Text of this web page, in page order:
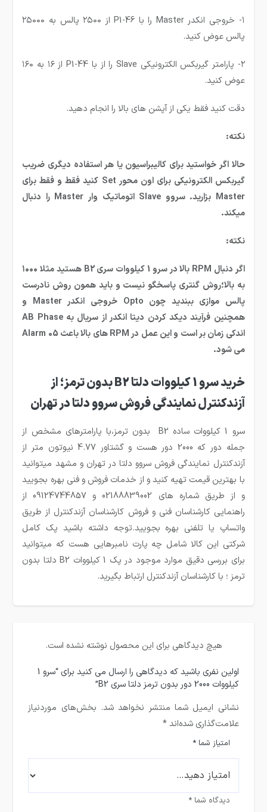
۱- خروجی انکدر Master را با P1-46 از ۲۵۰۰ پالس به ۲۵۰۰۰
پالس عوض کنید.
۲- پارامتر گیربکس الکترونیکی Slave را از با P1-44 از ۱۶ به ۱۶۰
عوض کنید.
دقت کنید فقط یکی از آپشن های بالا را انجام دهید.
نکته:
حالا اگر خواستید برای کالیبراسیون یا هر استفاده دیگری ضریب
گیربکس الکترونیکی برای اون محور Set کنید فقط و فقط برای
Master بزارید. سروو Slave اتوماتیک وار Master را دنبال
میکند.
نکته:
اگر دنبال RPM بالا در سرو 1 کیلووات سری B2 هستید مثلا ۱۰۰۰
به بالا؛روش گنتری پاسخگو نیست و باید همون روش نادرست
پالس موازی ببندید چون Opto خروجی انکدر Master و
همچنین فرآیند دیکد کردن دیتا انکدر از سریال به AB Phase
اندکی زمان بر است و این عمل در RPM های بالا باعث Alarm 05
می شود.
خرید سرو 1 کیلووات دلتا B2 بدون ترمز؛ از
آزندکنترل نمایندگی فروش سروو دلتا در تهران
سرو 1 کیلووات ساده B2 بدون ترمز،با پارامترهای مشخص از
جمله دور که 2000 دور هست و گشتاور 4.77 نیوتون متر از
آزندکنترل نمایندگی فروش سروو دلتا در تهران و مشهد میتوانید
با بهترین قیمت تهیه کنید و از خدمات فروش و فنی بهره بجویید
و از طریق شماره های 02188839002 و 09124744857 از
راهنمایی کارشناسان فنی و فروش کارشناسان آزندکنترل از طریق
واتساپ یا تلفنی بهره بجویید.توجه داشته باشید پک کامل
شرکتی این کالا شامل چه پارت نامبرهایی هست که میتوانید
برای بررسی دقیق موارد موجود در پک 1 کیلووات B2 دلتا بدون
ترمز ؛ با کارشناسان آزندکنترل ارتباط بگیرید.
هیچ دیدگاهی برای این محصول نوشته نشده است.
اولین نفری باشید که دیدگاهی را ارسال می کنید برای “سرو 1
کیلووات 2000 دور بدون ترمز دلتا سری B2”
نشانی ایمیل شما منتشر نخواهد شد. بخش‌های موردنیاز
علامت‌گذاری شده‌اند*
امتیاز شما*
دیدگاه شما*